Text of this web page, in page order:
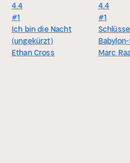
4.4
#1
Ich bin die Nacht
(ungekürzt)
Ethan Cross
4.4
#1
Marc